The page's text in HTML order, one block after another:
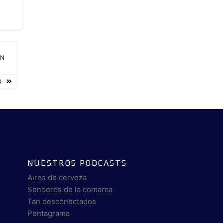
NUESTROS PODCASTS
Aires de cerveza
Senderos de la comarca
Tan desconectados
Pentagrama